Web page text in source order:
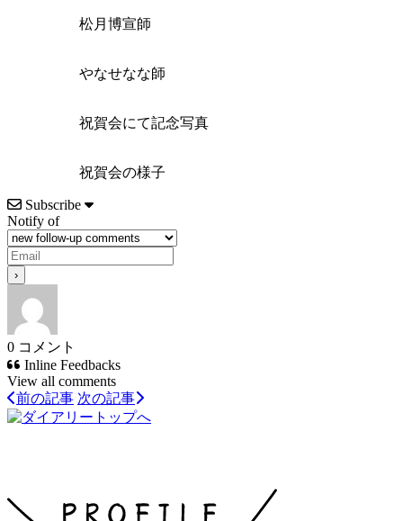
松月博宣師
やなせなな師
祝賀会にて記念写真
祝賀会の様子
Subscribe
Notify of
0 コメント
Inline Feedbacks
View all comments
前の記事 次の記事